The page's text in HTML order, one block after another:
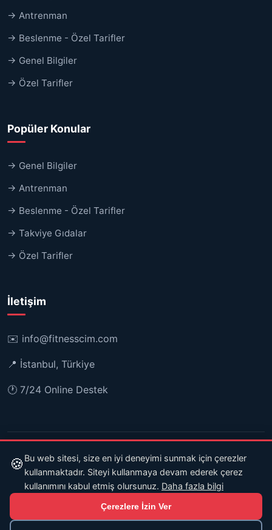
→ Antrenman
→ Beslenme - Özel Tarifler
→ Genel Bilgiler
→ Özel Tarifler
Popüler Konular
→ Genel Bilgiler
→ Antrenman
→ Beslenme - Özel Tarifler
→ Takviye Gıdalar
→ Özel Tarifler
İletişim
✉️ info@fitnesscim.com
📍 İstanbul, Türkiye
🕐 7/24 Online Destek
© 2026 Fitnesscim. Tüm hakları saklıdır.
Gizlilik PolitikasıKullanım KoşullarıYönetici
🍪 Bu web sitesi, size en iyi deneyimi sunmak için çerezler
kullanmaktadır. Siteyi kullanmaya devam ederek çerez
kullanımını kabul etmiş olursunuz. Daha fazla bilgi
Çerezlere İzin Ver